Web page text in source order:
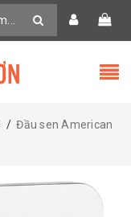
/ Đầu sen American